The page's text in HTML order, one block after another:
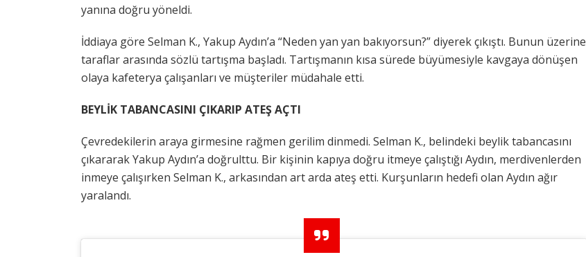
yanına doğru yöneldi.
İddiaya göre Selman K., Yakup Aydın’a “Neden yan yan bakıyorsun?” diyerek çıkıştı. Bunun üzerine
taraflar arasında sözlü tartışma başladı. Tartışmanın kısa sürede büyümesiyle kavgaya dönüşen
olaya kafeterya çalışanları ve müşteriler müdahale etti.
BEYLİK TABANCASINI ÇIKARIP ATEŞ AÇTI
Çevredekilerin araya girmesine rağmen gerilim dinmedi. Selman K., belindeki beylik tabancasını
çıkararak Yakup Aydın’a doğrulttu. Bir kişinin kapıya doğru itmeye çalıştığı Aydın, merdivenlerden
inmeye çalışırken Selman K., arkasından art arda ateş etti. Kurşunların hedefi olan Aydın ağır
yaralandı.